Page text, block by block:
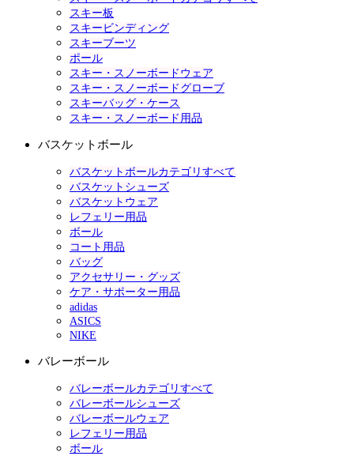
スキー板
スキービンディング
スキーブーツ
ポール
スキー・スノーボードウェア
スキー・スノーボードグローブ
スキーバッグ・ケース
スキー・スノーボード用品
バスケットボール
バスケットボールカテゴリすべて
バスケットシューズ
バスケットウェア
レフェリー用品
ボール
コート用品
バッグ
アクセサリー・グッズ
ケア・サポーター用品
adidas
ASICS
NIKE
バレーボール
バレーボールカテゴリすべて
バレーボールシューズ
バレーボールウェア
レフェリー用品
ボール